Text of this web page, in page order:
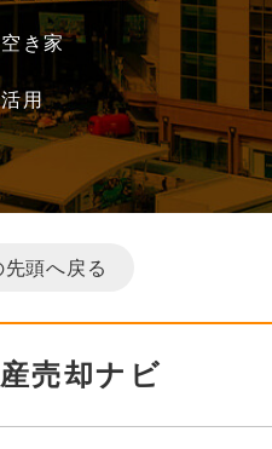
き家
用
頭へ戻る
売却ナビ